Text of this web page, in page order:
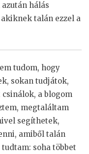
hálás
talán ezzel a
tudom, hogy
sokan tudjátok,
a blogom
megtaláltam
segíthetek,
amiből talán
soha többet